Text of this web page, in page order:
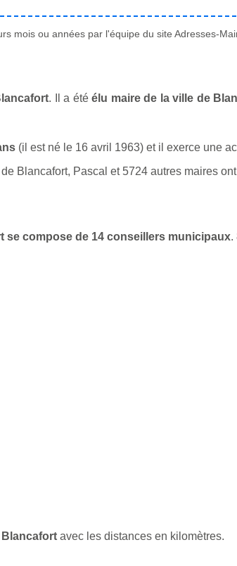
mois ou années par l'équipe du site Adresses-
. Il a étéélu maire de la ville de
(il est né le 16 avril 1963) et il exerce une
Blancafort, Pascal et 5724 autres maires
se compose de 14 conseillers municipaux.
Blancafort avec les distances en kilomètres.